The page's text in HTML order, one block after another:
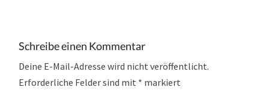
Schreibe einen Kommentar
Deine E-Mail-Adresse wird nicht veröffentlicht.
Erforderliche Felder sind mit * markiert